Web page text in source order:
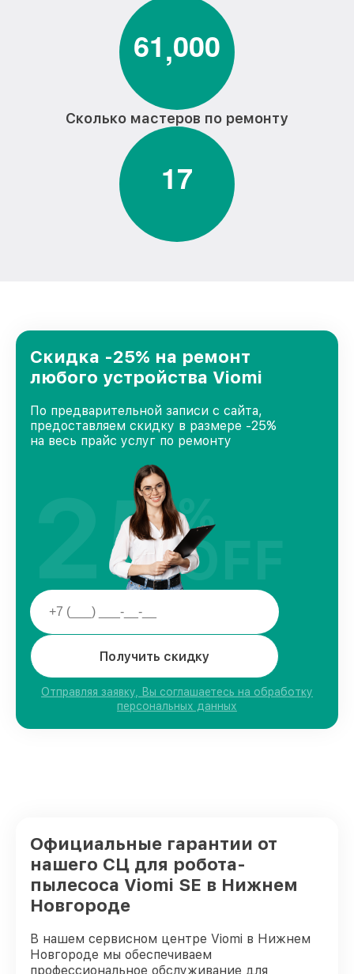
61,000
Сколько мастеров по ремонту
17
Скидка -25% на ремонт
любого устройства Viomi
По предварительной записи с сайта,
предоставляем скидку в размере -25%
на весь прайс услуг по ремонту
Получить скидку
Отправляя заявку, Вы соглашаетесь на обработку
персональных данных
25%
OFF
Официальные гарантии от
нашего СЦ для робота-
пылесоса Viomi SE в Нижнем
Новгороде
В нашем сервисном центре Viomi в Нижнем
Новгороде мы обеспечиваем
профессиональное обслуживание для